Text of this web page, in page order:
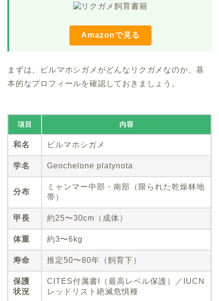
Amazonで見る
まずは、ビルマホシガメがどんなリクガメなのか、基
本的なプロフィールを確認しておきましょう。
項目 内容
和名 ビルマホシガメ
学名 Geochelone platynota
分布
ミャンマー中部・南部（限られた乾燥林地
帯）
甲長 約25〜30cm（成体）
体重 約3〜6kg
寿命 推定50〜80年（飼育下）
保護
状況
CITES付属書I（最高レベル保護）／IUCN
レッドリスト絶滅危惧種